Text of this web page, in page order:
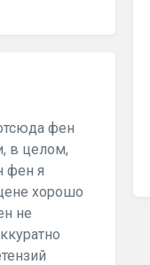
фен
в целом,
фен я
хорошо
не